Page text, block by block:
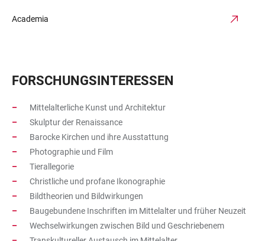
Academia
FORSCHUNGSINTERESSEN
Mittelalterliche Kunst und Architektur
Skulptur der Renaissance
Barocke Kirchen und ihre Ausstattung
Photographie und Film
Tierallegorie
Christliche und profane Ikonographie
Bildtheorien und Bildwirkungen
Baugebundene Inschriften im Mittelalter und früher Neuzeit
Wechselwirkungen zwischen Bild und Geschriebenem